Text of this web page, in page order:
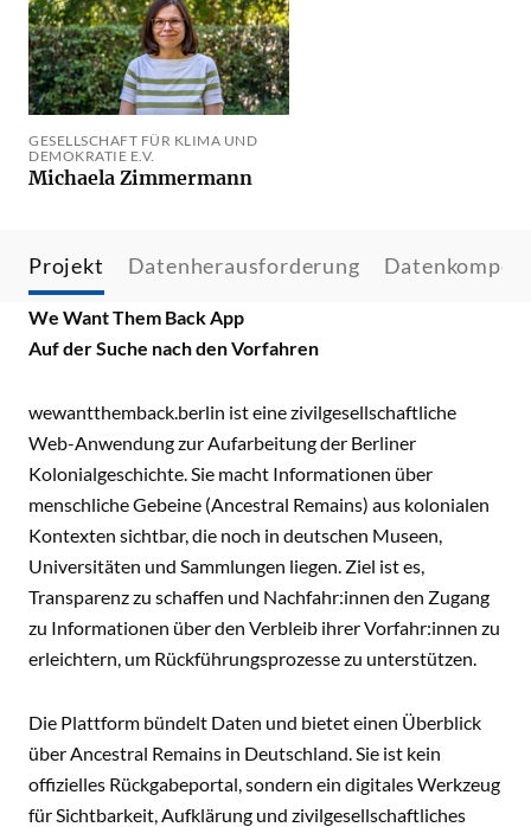
GESELLSCHAFT FÜR KLIMA UND
DEMOKRATIE E.V.
Michaela Zimmermann
Projekt Datenherausforderung
We Want Them Back App
Auf der Suche nach den Vorfahren
wewantthemback.berlin ist eine zivilgesellschaftliche
Web-Anwendung zur Aufarbeitung der Berliner
Kolonialgeschichte. Sie macht Informationen über
menschliche Gebeine (Ancestral Remains) aus kolonialen
Kontexten sichtbar, die noch in deutschen Museen,
Universitäten und Sammlungen liegen. Ziel ist es,
Transparenz zu schaffen und Nachfahr:innen den Zugang
zu Informationen über den Verbleib ihrer Vorfahr:innen zu
erleichtern, um Rückführungsprozesse zu unterstützen.
Die Plattform bündelt Daten und bietet einen Überblick
über Ancestral Remains in Deutschland. Sie ist kein
offizielles Rückgabeportal, sondern ein digitales Werkzeug
für Sichtbarkeit, Aufklärung und zivilgesellschaftliches